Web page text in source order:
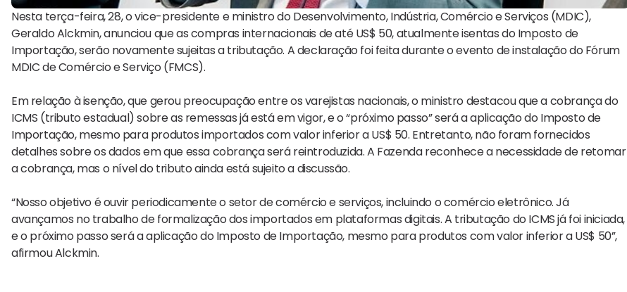
Nesta terça-feira, 28, o vice-presidente e ministro do Desenvolvimento, Indústria, Comércio e Serviços (MDIC),
Geraldo Alckmin, anunciou que as compras internacionais de até US$ 50, atualmente isentas do Imposto de
Importação, serão novamente sujeitas a tributação. A declaração foi feita durante o evento de instalação do Fórum
MDIC de Comércio e Serviço (FMCS).
Em relação à isenção, que gerou preocupação entre os varejistas nacionais, o ministro destacou que a cobrança do
ICMS (tributo estadual) sobre as remessas já está em vigor, e o “próximo passo” será a aplicação do Imposto de
Importação, mesmo para produtos importados com valor inferior a US$ 50. Entretanto, não foram fornecidos
detalhes sobre os dados em que essa cobrança será reintroduzida. A Fazenda reconhece a necessidade de retomar
a cobrança, mas o nível do tributo ainda está sujeito a discussão.
“Nosso objetivo é ouvir periodicamente o setor de comércio e serviços, incluindo o comércio eletrônico. Já
avançamos no trabalho de formalização dos importados em plataformas digitais. A tributação do ICMS já foi iniciada,
e o próximo passo será a aplicação do Imposto de Importação, mesmo para produtos com valor inferior a US$ 50”,
afirmou Alckmin.